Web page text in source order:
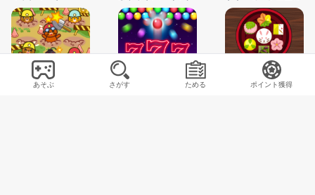
もぐらちゃんたたき バブルフィーバーブラスト 和菓子deビンゴ
あそぶ さがす ためる ポイント獲得